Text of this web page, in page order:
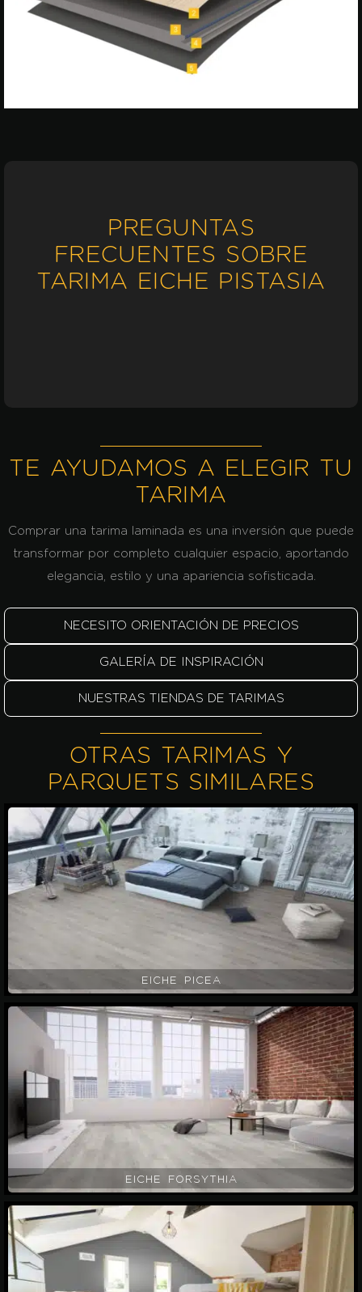
PREGUNTAS
FRECUENTES SOBRE
TARIMA EICHE PISTASIA
TE AYUDAMOS A ELEGIR TU
TARIMA
Comprar una tarima laminada es una inversión que puede
transformar por completo cualquier espacio, aportando
elegancia, estilo y una apariencia sofisticada.
NECESITO ORIENTACIÓN DE PRECIOS
GALERÍA DE INSPIRACIÓN
NUESTRAS TIENDAS DE TARIMAS
OTRAS TARIMAS Y
PARQUETS SIMILARES
EICHE PICEA
EICHE FORSYTHIA